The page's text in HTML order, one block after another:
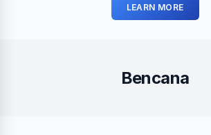
LEARN MORE
Bencana